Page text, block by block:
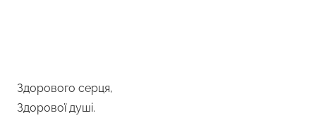
Здорового серця,
Здорової душі.